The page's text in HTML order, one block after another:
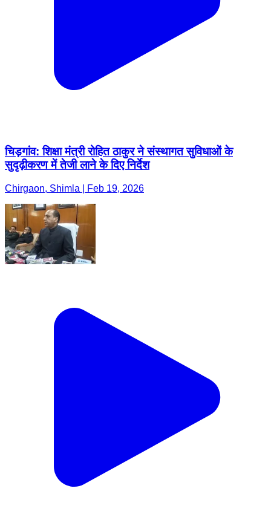
चिड़गांव: शिक्षा मंत्री रोहित ठाकुर ने संस्थागत सुविधाओं के
सुदृढ़ीकरण में तेजी लाने के दिए निर्देश
Chirgaon, Shimla | Feb 19, 2026